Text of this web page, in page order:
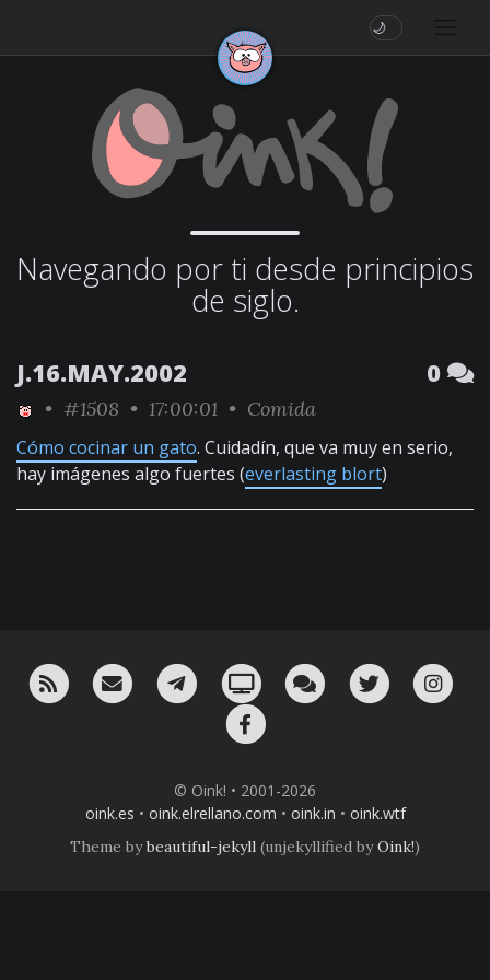
🌙
Navegando por ti desde principios
de siglo.
J.16.MAY.2002 0
• #1508 • 17:00:01 • Comida
Cómo cocinar un gato. Cuidadín, que va muy en serio,
hay imágenes algo fuertes (everlasting blort)
RSS ¡Mándame un email!¡Nuestro canal en Telegram!
Oink! TV Charla con nosotros
Twitter
© Oink! • 2001-2026
oink.es • oink.elrellano.com • oink.in • oink.wtf
Theme bybeautiful-jekyll (unjekyllified byOink!)